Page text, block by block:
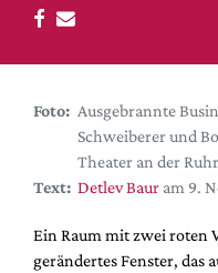
DdB-map
Kalender
Festival-Planer
Hefte
Alle Hefte
Leseproben
Foto: Ausgebrannte
Schweiberer und
Theater an der
Text: Detlev Baur am 9.
Ein Raum mit zwei roten
gerändertes Fenster, das